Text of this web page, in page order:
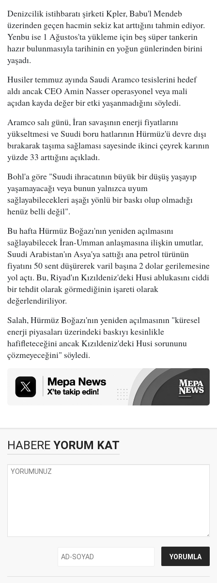
Denizcilik istihbaratı şirketi Kpler, Babu'l Mendeb
üzerinden geçen hacmin sekiz kat arttığını tahmin ediyor.
Yenbu ise 1 Ağustos'ta yükleme için beş süper tankerin
hazır bulunmasıyla tarihinin en yoğun günlerinden birini
yaşadı.
Husiler temmuz ayında Saudi Aramco tesislerini hedef
aldı ancak CEO Amin Nasser operasyonel veya mali
açıdan kayda değer bir etki yaşanmadığını söyledi.
Aramco salı günü, İran savaşının enerji fiyatlarını
yükseltmesi ve Suudi boru hatlarının Hürmüz'ü devre dışı
bırakarak taşıma sağlaması sayesinde ikinci çeyrek karının
yüzde 33 arttığını açıkladı.
Bohl'a göre "Suudi ihracatının büyük bir düşüş yaşayıp
yaşamayacağı veya bunun yalnızca uyum
sağlayabilecekleri aşağı yönlü bir baskı olup olmadığı
henüz belli değil".
Bu hafta Hürmüz Boğazı'nın yeniden açılmasını
sağlayabilecek İran-Umman anlaşmasına ilişkin umutlar,
Suudi Arabistan'ın Asya'ya sattığı ana petrol türünün
fiyatını 50 sent düşürerek varil başına 2 dolar gerilemesine
yol açtı. Bu, Riyad'ın Kızıldeniz'deki Husi ablukasını ciddi
bir tehdit olarak görmediğinin işareti olarak
değerlendiriliyor.
Salah, Hürmüz Boğazı'nın yeniden açılmasının "küresel
enerji piyasaları üzerindeki baskıyı kesinlikle
hafifleteceğini ancak Kızıldeniz'deki Husi sorununu
çözmeyeceğini" söyledi.
HABERE YORUM KAT